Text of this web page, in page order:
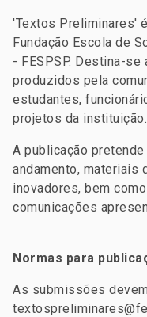
'Textos Preliminares'
Fundação Escola de
- FESPSP. Destina-
produzidos pela
estudantes,
projetos da instituição.
A publicação
andamento, materiais
inovadores, bem
comunicações
Normas para
As submissões